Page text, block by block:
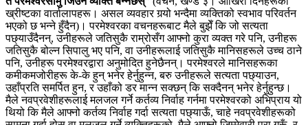
ख्रीष्टका वार्तालापहरू। असल व्यवहार गर्‍यो भन्दैमा व्यक्तिको स्वभाव परिवर्तन
भएको छ भन्‍ने हुँदैन) । परमेश्‍वरका वचनहरूबाट मैले बुझेँ कि जो सत्यता
पछ्याउँदैनन्, उनीहरूले जतिसुकै राम्रोसँग आफ्नो कुरा व्यक्त गरे पनि, उनीहरू
जतिसुकै बोल्न सिपालु भए पनि, वा उनीहरूलाई जतिसुकै मानिसहरूले उच्च ठाने
पनि, उनीहरू परमेश्‍वरद्वारा अनुमोदित हुनेछैनन्। परमेश्‍वरले मानिसहरूका
कमीकमजोरीहरू के-के हुन् भनेर हेर्नुहुन्न, बरु उनीहरूले सत्यता पछ्याउन,
उहाँप्रति समर्पित हुन, र उहाँको डर मान्न सक्छन् कि सक्दैनन् भनेर हेर्नुहुन्छ।
मैले नवप्रवेशीहरूलाई मलजल गर्ने कर्तव्य निर्वाह गर्नमा परमेश्‍वरको अभिप्राय यो
थियो कि मैले आफ्नो कर्तव्य निर्वाह गर्दा सत्यता पछ्याऊँ, चाहे नवप्रवेशीहरूको